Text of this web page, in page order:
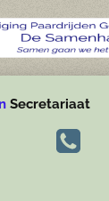
Secretariaat